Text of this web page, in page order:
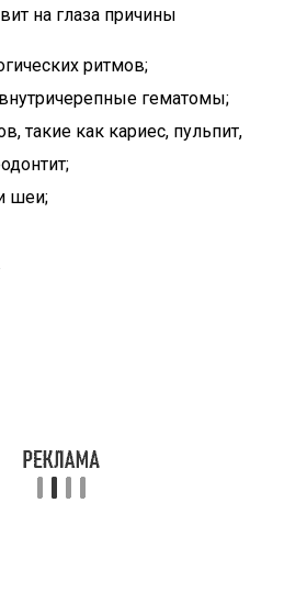
на глаза причины
ритмов;
гематомы;
такие как кариес, пульпит,
шеи;